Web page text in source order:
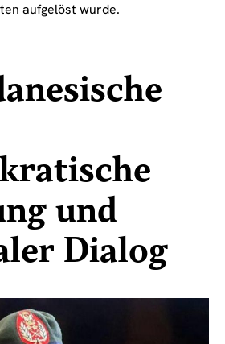
aufgelöst wurde.
und
Dialog